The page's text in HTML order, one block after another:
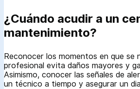
¿Cuándo acudir a un
mantenimiento?
Reconocer los momentos en que se
profesional evita daños mayores y
Asimismo, conocer las señales de
un técnico a tiempo y asegurar un